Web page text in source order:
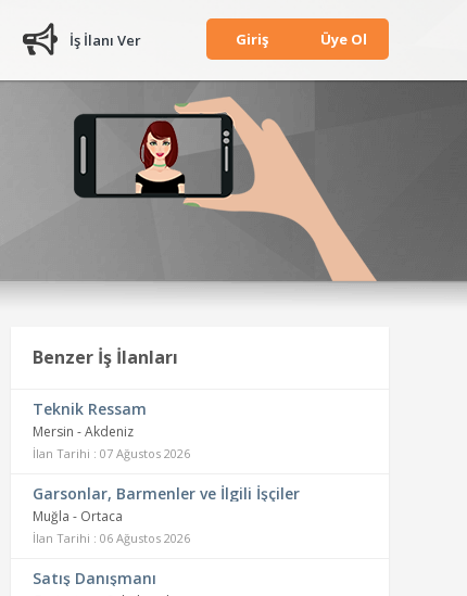
İş İlanı Ver Giriş Üye Ol
Benzer İş İlanları
Teknik Ressam
Mersin - Akdeniz
İlan Tarihi : 07 Ağustos 2026
Garsonlar, Barmenler ve İlgili İşçiler
Muğla - Ortaca
İlan Tarihi : 06 Ağustos 2026
Satış Danışmanı